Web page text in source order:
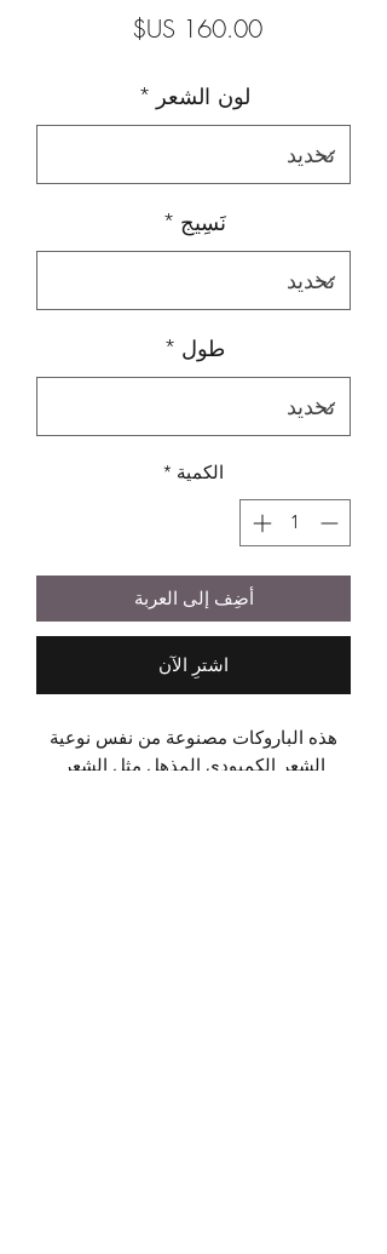
‏160.00 US$
لون الشعر *
نَسِيج *
طول *
الكمية *
أضِف إلى العربة
اشترِ الآن
هذه الباروكات مصنوعة من نفس نوعية
الشعر الكمبودي المذهل مثل الشعر